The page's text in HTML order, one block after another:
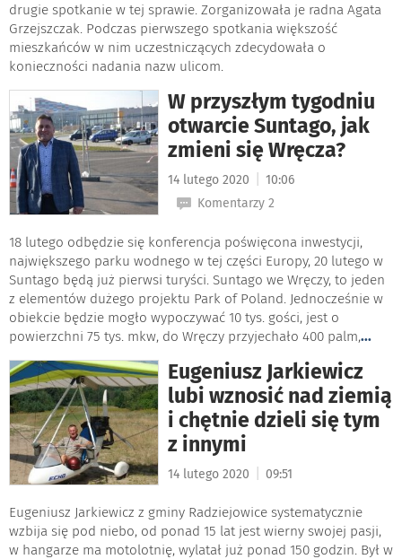
drugie spotkanie w tej sprawie. Zorganizowała je radna Agata
Grzejszczak. Podczas pierwszego spotkania większość
mieszkańców w nim uczestniczących zdecydowała o
konieczności nadania nazw ulicom.
W przyszłym tygodniu
otwarcie Suntago, jak
zmieni się Wręcza?
14 lutego 2020
10:06
Komentarzy 2
18 lutego odbędzie się konferencja poświęcona inwestycji,
największego parku wodnego w tej części Europy, 20 lutego w
Suntago będą już pierwsi turyści. Suntago we Wręczy, to jeden
z elementów dużego projektu Park of Poland. Jednocześnie w
obiekcie będzie mogło wypoczywać 10 tys. gości, jest o
powierzchni 75 tys. mkw, do Wręczy przyjechało 400 palm,...
Eugeniusz Jarkiewicz
lubi wznosić nad ziemią
i chętnie dzieli się tym
z innymi
14 lutego 2020 09:51
Eugeniusz Jarkiewicz z gminy Radziejowice systematycznie
wzbija się pod niebo, od ponad 15 lat jest wierny swojej pasji,
w hangarze ma motolotnię, wylatał już ponad 150 godzin. Był w